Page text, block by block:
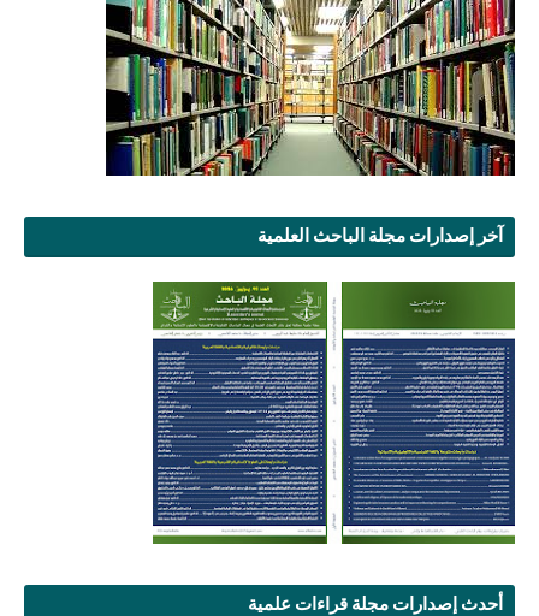
آخر إصدارات مجلة الباحث العلمية
أحدث إصدارات مجلة قراءات علمية